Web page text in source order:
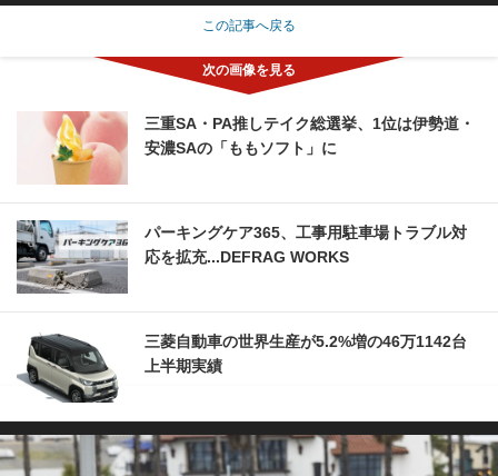
この記事へ戻る
三重SA・PA推しテイク総選挙、1位は伊勢道・
安濃SAの「ももソフト」に
パーキングケア365、工事用駐車場トラブル対
応を拡充...DEFRAG WORKS
三菱自動車の世界生産が5.2%増の46万1142台
上半期実績